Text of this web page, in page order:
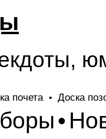
почета • Доска
•